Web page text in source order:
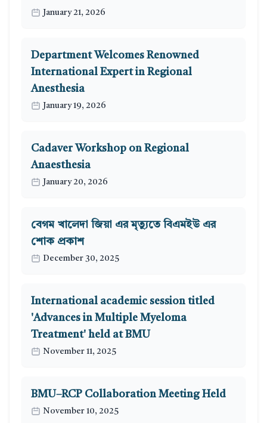
January 21, 2026
Department Welcomes Renowned
International Expert in Regional
Anesthesia
January 19, 2026
Cadaver Workshop on Regional
Anaesthesia
January 20, 2026
বেগম খালেদা জিয়া এর মৃত্যুতে বিএমইউ এর
শোক প্রকাশ
December 30, 2025
International academic session titled
'Advances in Multiple Myeloma
Treatment' held at BMU
November 11, 2025
BMU–RCP Collaboration Meeting Held
November 10, 2025